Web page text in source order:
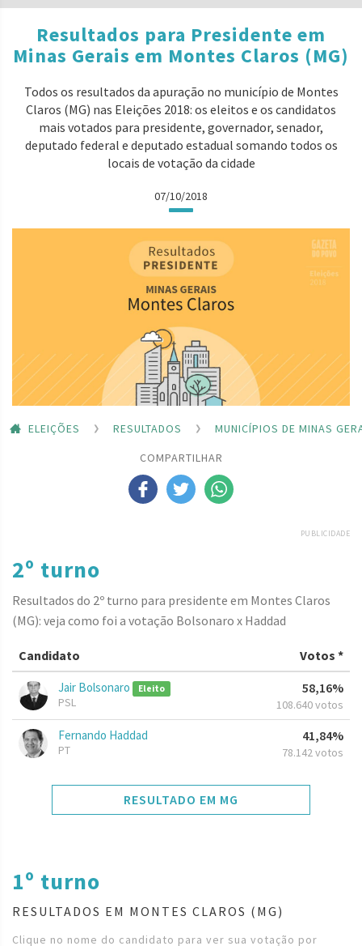
Resultados para Presidente em
Minas Gerais em Montes Claros (MG)
Todos os resultados da apuração no município de Montes
Claros (MG) nas Eleições 2018: os eleitos e os candidatos
mais votados para presidente, governador, senador,
deputado federal e deputado estadual somando todos os
locais de votação da cidade
07/10/2018
ELEIÇÕES RESULTADOS
MUNICÍPIOS DE MINAS
COMPARTILHAR
PUBLICIDADE
2º turno
Resultados do 2º turno para presidente em Montes Claros
(MG): veja como foi a votação Bolsonaro x Haddad
Candidato Votos *
Jair Bolsonaro Eleito
PSL
58,16%
108.640 votos
Fernando Haddad
PT
41,84%
78.142 votos
RESULTADO EM MG
1º turno
RESULTADOS EM MONTES CLAROS (MG)
Clique no nome do candidato para ver sua votação por